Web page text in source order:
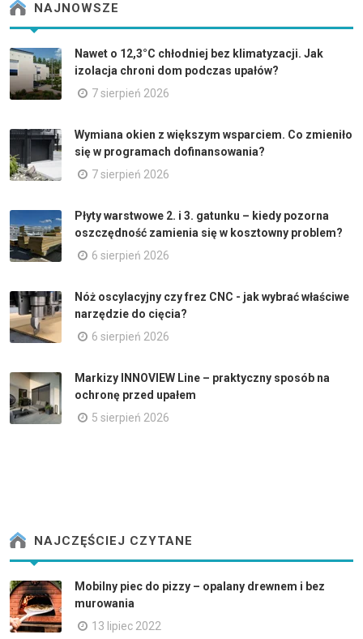
NAJNOWSZE
Nawet o 12,3°C chłodniej bez klimatyzacji. Jak
izolacja chroni dom podczas upałów?
7 sierpień 2026
Wymiana okien z większym wsparciem. Co zmieniło
się w programach dofinansowania?
7 sierpień 2026
Płyty warstwowe 2. i 3. gatunku – kiedy pozorna
oszczędność zamienia się w kosztowny problem?
6 sierpień 2026
Nóż oscylacyjny czy frez CNC - jak wybrać właściwe
narzędzie do cięcia?
6 sierpień 2026
Markizy INNOVIEW Line – praktyczny sposób na
ochronę przed upałem
5 sierpień 2026
NAJCZĘŚCIEJ CZYTANE
Mobilny piec do pizzy – opalany drewnem i bez
murowania
13 lipiec 2022